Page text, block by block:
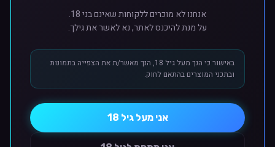
אנחנו לא מוכרים ללקוחות שאינם בני 18.
על מנת להיכנס לאתר, נא לאשר את גילך.
באישור כי הנך מעל גיל 18, הנך מאשר/ת את הצפייה בתמונות
ובתכני המוצרים בהתאם לחוק.
אני מעל גיל 18
מוצרים מקוריים ואיכותיים
מוצרים מקוריים • מחירי מועדון בלעדיים • משלוח עד הבית
גלה את העולם שלנו